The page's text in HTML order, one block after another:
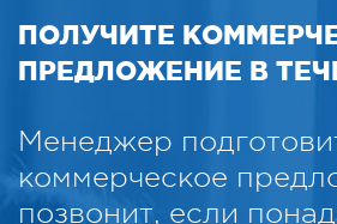
ПОЛУЧИТЕ
ПРЕДЛОЖЕНИЕ В
Менеджер
коммерческое
позвонит, если